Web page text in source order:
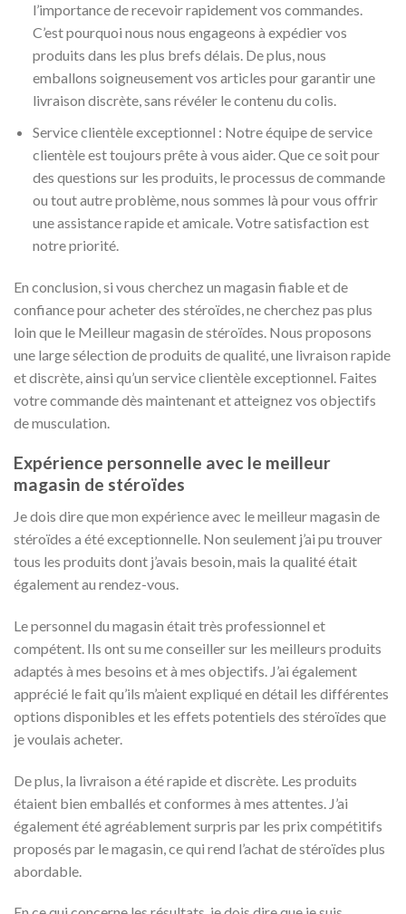
l’importance de recevoir rapidement vos commandes.
C’est pourquoi nous nous engageons à expédier vos
produits dans les plus brefs délais. De plus, nous
emballons soigneusement vos articles pour garantir une
livraison discrète, sans révéler le contenu du colis.
Service clientèle exceptionnel : Notre équipe de service
clientèle est toujours prête à vous aider. Que ce soit pour
des questions sur les produits, le processus de commande
ou tout autre problème, nous sommes là pour vous offrir
une assistance rapide et amicale. Votre satisfaction est
notre priorité.
En conclusion, si vous cherchez un magasin fiable et de
confiance pour acheter des stéroïdes, ne cherchez pas plus
loin que le Meilleur magasin de stéroïdes. Nous proposons
une large sélection de produits de qualité, une livraison rapide
et discrète, ainsi qu’un service clientèle exceptionnel. Faites
votre commande dès maintenant et atteignez vos objectifs
de musculation.
Expérience personnelle avec le meilleur
magasin de stéroïdes
Je dois dire que mon expérience avec le meilleur magasin de
stéroïdes a été exceptionnelle. Non seulement j’ai pu trouver
tous les produits dont j’avais besoin, mais la qualité était
également au rendez-vous.
Le personnel du magasin était très professionnel et
compétent. Ils ont su me conseiller sur les meilleurs produits
adaptés à mes besoins et à mes objectifs. J’ai également
apprécié le fait qu’ils m’aient expliqué en détail les différentes
options disponibles et les effets potentiels des stéroïdes que
je voulais acheter.
De plus, la livraison a été rapide et discrète. Les produits
étaient bien emballés et conformes à mes attentes. J’ai
également été agréablement surpris par les prix compétitifs
proposés par le magasin, ce qui rend l’achat de stéroïdes plus
abordable.